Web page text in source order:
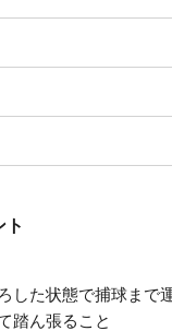
ト
した状態で捕球まで
踏ん張ること